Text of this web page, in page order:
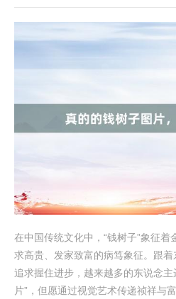
在中国传统文化中，“钱树子”象征
求高贵、发家致富的病笃象征。跟
追求握住进步，越来越多的东说念主
片”，但愿通过视觉艺术传递祯祥与